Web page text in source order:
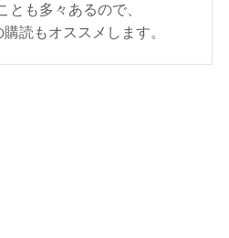
とも多々あるので、
読もオススメします。